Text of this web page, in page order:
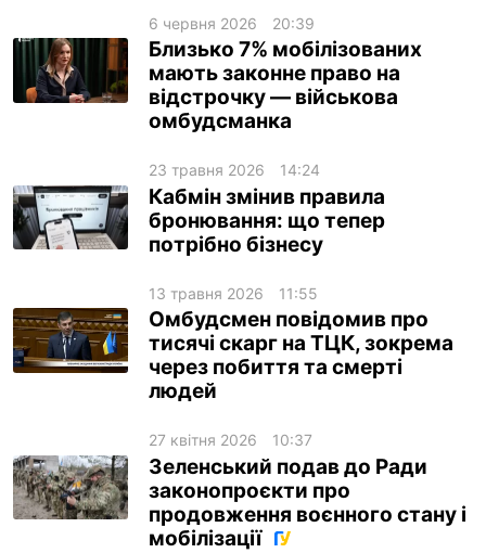
6 червня 2026 20:39
Близько 7% мобілізованих
мають законне право на
відстрочку — військова
омбудсманка
23 травня 2026 14:24
Кабмін змінив правила
бронювання: що тепер
потрібно бізнесу
13 травня 2026 11:55
Омбудсмен повідомив про
тисячі скарг на ТЦК, зокрема
через побиття та смерті
людей
27 квітня 2026 10:37
Зеленський подав до Ради
законопроєкти про
продовження воєнного стану і
мобілізації